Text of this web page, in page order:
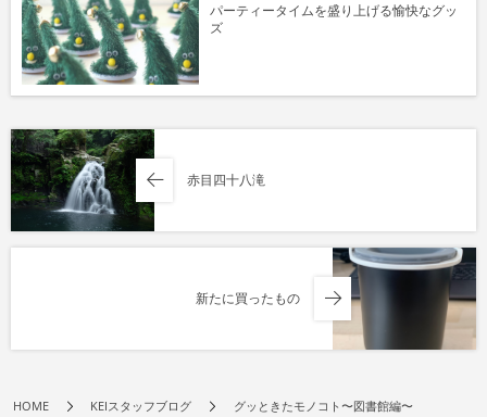
パーティータイムを盛り上げる愉快なグッ
ズ
赤目四十八滝
新たに買ったもの
HOME KEIスタッフブログ グッときたモノコト〜図書館編〜